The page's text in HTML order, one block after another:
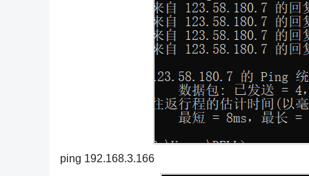
ping 192.168.3.166